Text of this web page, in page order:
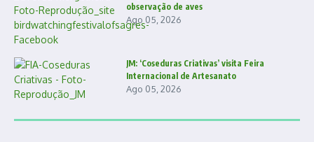
observação de aves
Ago 05, 2026
JM: ‘Coseduras Criativas’ visita Feira
Internacional de Artesanato
Ago 05, 2026